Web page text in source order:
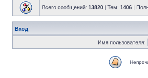
Всего сообщений: 13820 | Тем: 1406 |
Вход
Имя пользователя: